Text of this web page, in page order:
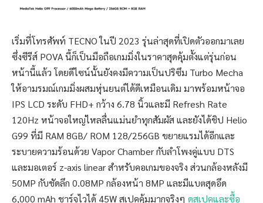
เริ่มที่โทรศัพท์ TECNO ในปี 2023 รุ่นล่าสุดที่เปิดตัวออกมาเลย
ซึ่งซีรีส์ POVA นี้ก็เป็นมือถือเกมมิ่งในราคาสุดคุ้มตั้งแต่รุ่นก่อน
หน้านี้แล้ว โดยดีไซน์นั้นยังคงมีความเป็นปริซึม Turbo Mecha
ให้อามรมณ์เกมมิ่งผสมหุ่นยนต์ได้ดีเหมือนเดิม มาพร้อมหน้าจอ
IPS LCD ระดับ FHD+ กว้าง 6.78 นิ้วและมี Refresh Rate
120Hz หน้าจอใหญ่ไหลลื่นแม่นยำทุกสัมผัส และยังได้ชิป Helio
G99 ที่มี RAM 8GB/ ROM 128/256GB ขยายแรมได้อีกและ
ระบายความร้อนด้วย Vapor Chamber กับลำโพงคู่แบบ DTS
และมอเตอร์ z-axis linear สำหรับคอเกมของจริง ส่วนกล้องหลังมี
50MP กับชัดลึก 0.08MP กล้องหน้า 8MP และมีแบตสุดอึด
6,000 mAh ชาร์จไวได้ 45W สเปคคุ้มมากจริงๆ ดูสเปคและซื้อ